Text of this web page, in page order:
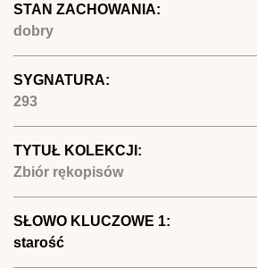
STAN ZACHOWANIA:
dobry
SYGNATURA:
293
TYTUŁ KOLEKCJI:
Zbiór rękopisów
SŁOWO KLUCZOWE 1:
starość